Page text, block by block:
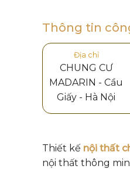
Thông tin
Địa chỉ
CHUNG CƯ
MADARIN - Cầu
Giấy - Hà Nội
Thiết kế nội thất
nội thất thông